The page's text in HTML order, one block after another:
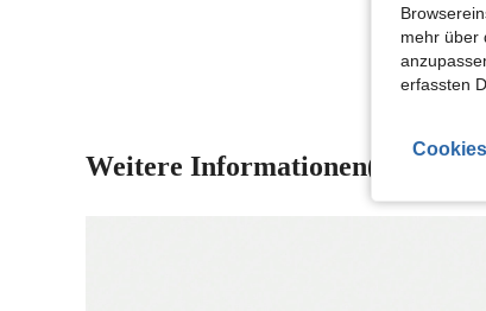
Mehr
Weitere Informationen(2)
mehr über
erfassten